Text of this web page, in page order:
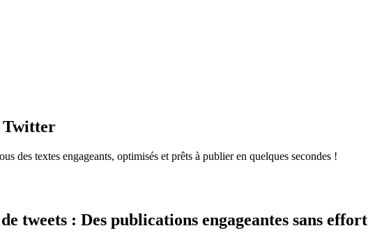
Twitter
des textes engageants, optimisés et prêts à publier en quelques secondes !
tweets : Des publications engageantes sans effort